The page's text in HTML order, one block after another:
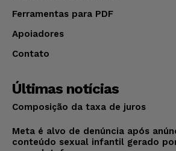
Ferramentas para PDF
Apoiadores
Contato
Últimas notícias
Composição da taxa de juros
Meta é alvo de denúncia após
conteúdo sexual infantil gerado